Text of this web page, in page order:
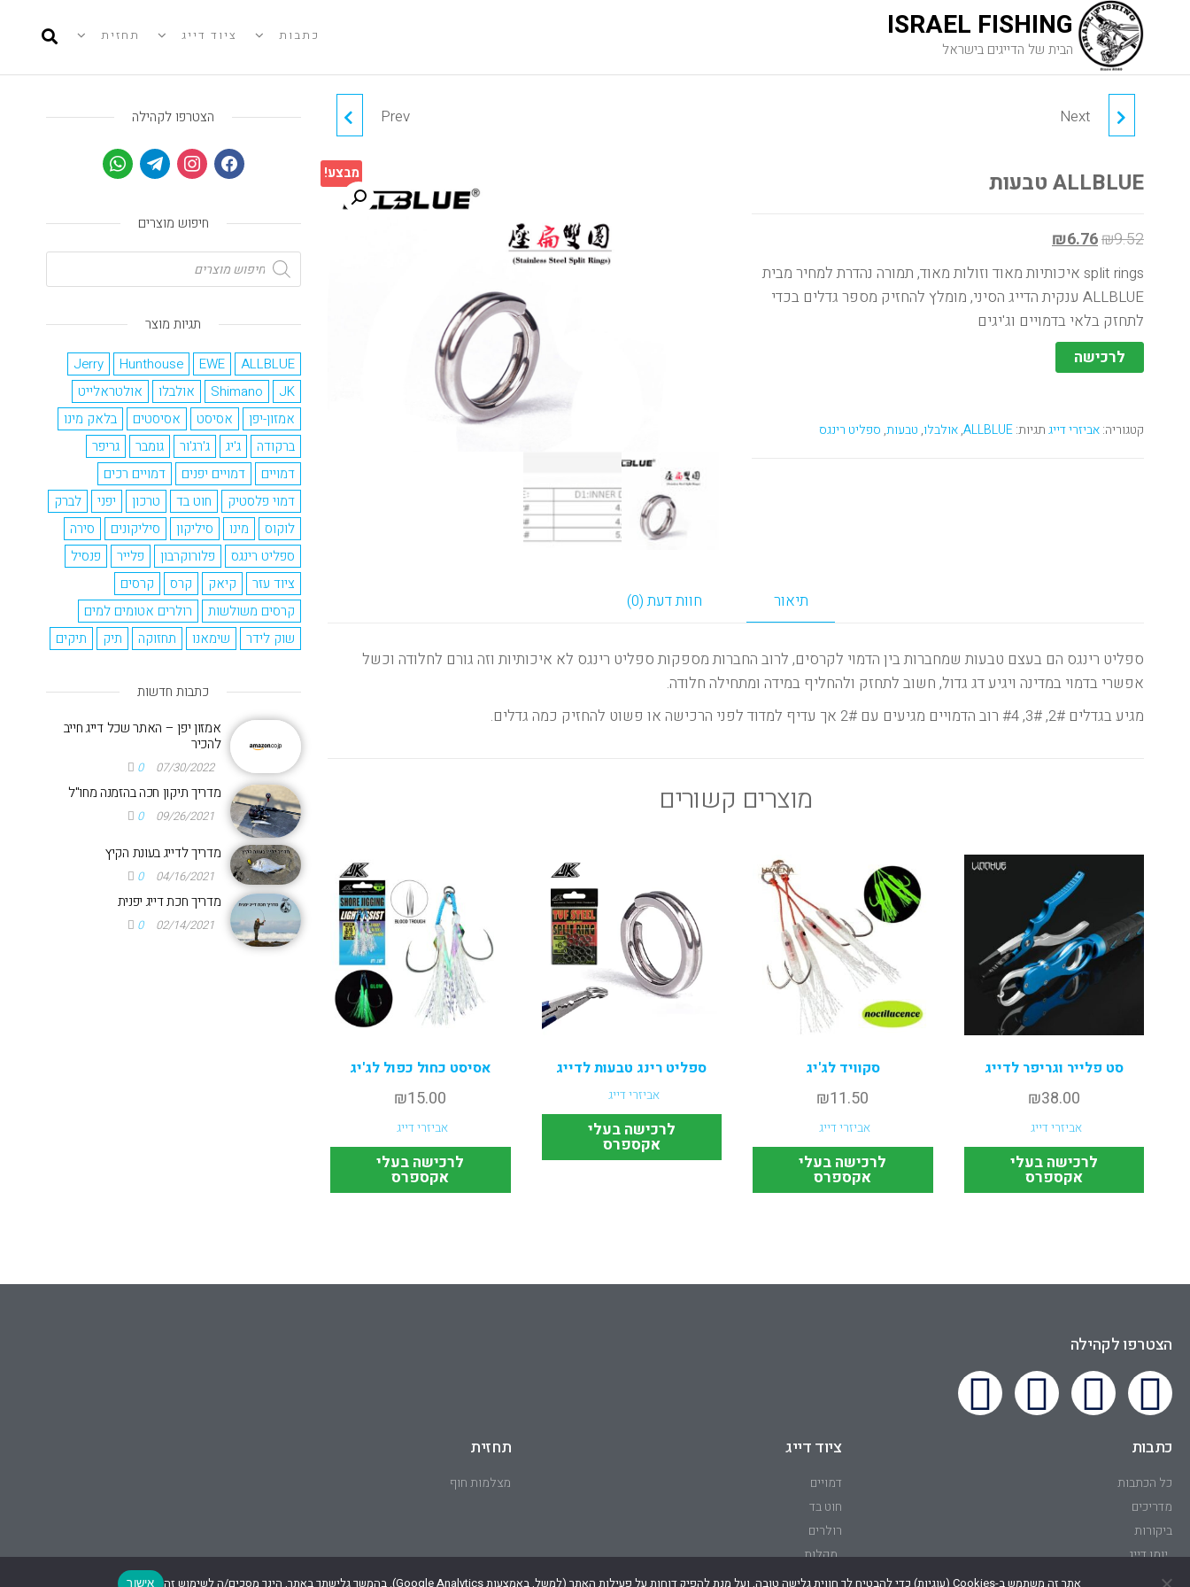
ISRAEL FISHING
הבית של הדייגים בישראל
תחזית ציוד דייג כתבות
ALLBLUE DANGER ג'יג
חיקוי DUO DRAG METAL
Prev Next
מבצע! ALLBLUE טבעות
₪9.52
₪6.76
split rings איכותיות מאוד וזולות מאוד, תמורה נהדרת למחיר מבית
ALLBLUE ענקית הדייג הסיני, מומלץ להחזיק מספר גדלים בכדי
לתחזק בלאי בדמויים וג'יגים
לרכישה
קטגוריה:אביזרי דייגתגיות:ALLBLUE
,אולבלו, טבעות, ספליט רינגס
תיאור חוות דעת (0)
ספליט רינגס הם בעצם טבעות שמחברות בין הדמוי לקרסים, לרוב החברות מספקות ספליט רינגס לא איכותיות וזה גורם לחלודה וכשל
אפשרי בדמוי במדינה ויגיע דג גדול, חשוב לתחזק ולהחליף במידה ומתחילה חלודה.
מגיע בגדלים 2#, 3#, #4 רוב הדמויים מגיעים עם 2# אך עדיף למדוד לפני הרכישה או פשוט להחזיק כמה גדלים.
מוצרים קשורים
סט פלייר וגריפר לדייג
₪38.00
אביזרי דייג
לרכישה בעלי
אקספרס
סקוויד לג'יג
₪11.50
אביזרי דייג
לרכישה בעלי
אקספרס
ספליט רינג טבעות לדייג
אביזרי דייג
לרכישה בעלי
אקספרס
אסיסט כחול כפול לג'יג
₪15.00
אביזרי דייג
לרכישה בעלי
אקספרס
הצטרפו לקהילה
חיפוש מוצרים
תגיות מוצר
ALLBLUE
EWE
Hunthouse
Jerry
JK
Shimano אולבלו
אולטראלייט
אמזון-יפן
אסיסט אסיסטים
בלאק מינו
ברקודה
ג'יג ג'רג'ור גומבר
גריפר
דמויים
דמויים יפנים
דמויים רכים
דמוי פלסטיק
חוט בד טרכון יפני
לברק
לוקוס
מינו סיליקון סיליקונים
סירה
ספליט רינגס
פלורוקרבון פלייר
פנסיל
ציוד עזר
קיאק קרס
קרסים
קרסים משולשות
רולרים אטומים למים
שוק לידר
שימאנו תחזוקה תיק תיקים
כתבות חדשות
אמזון יפן – האתר שכל דייג חייב
להכיר
07/30/2022
0
מדריך תיקון חכה בהזמנה מחו"ל
09/26/2021
0
מדריך לדייג בעונת הקיץ
04/16/2021
0
מדריך חכת דייג יפנית
02/14/2021
0
הצטרפו לקהילה
כתבות
כל הכתבות
מדריכים
ביקורות
יומן דייג
ציוד דייג
דמויים
חוט בד
רולרים
מקלות
תחזית
מצלמות חוף
אתר זה משתמש ב-Cookies (עוגיות) כדי להבטיח לך חווית גלישה טובה, ועל מנת להפיק דוחות על פעילות האתר (למשל, באמצעות Google Analytics). בהמשך גלישתך באתר, הינך מסכים/ה לשימוש זה אישור